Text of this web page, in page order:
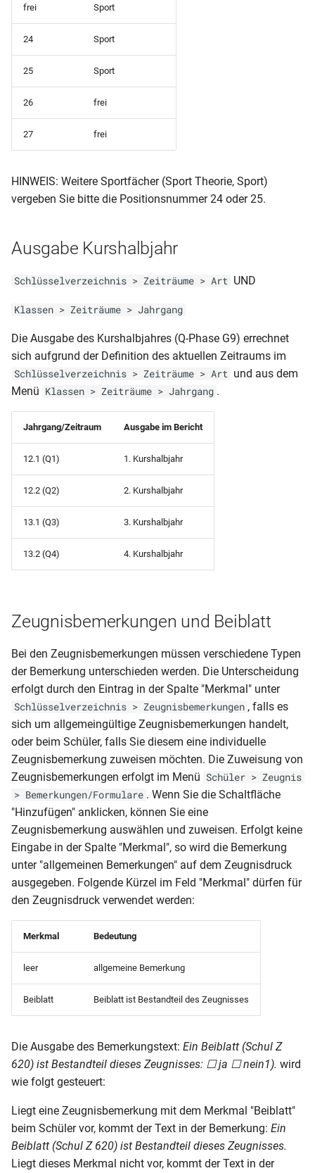
RLP-BS-AZ (alte Form ohne
Wahlpflicht)
RLP-BS-AZ (alte Form nf)
ohne Wahlpflicht)
Variante)
Form 1. Variante)
Wahlpflicht)
RLP-BS-AS (neue Form 2.
Variante)
RLP-BS-AS (neue Form 2.
RLP-BS-AS (neue Form 1.
Variante)
RLP-BS-AS (neue Form 1.
Variante ohne Wahlpflicht)
RLP-BS-AS (2. Ausdruck)
RLP-BS (Zwischenzeugnis
ohne Wahlpflicht Variante 2)
RLP-BS (Zwischenzeugnis
ohne Wahlpflicht Variante 1)
RLP-BS (Zwischenzeugnis
mit Wahlpflicht Variante 2)
RLP-BS (Zwischenzeugnis
mit Wahlpflicht Variante 1)
RLP-BGYM-ABI (2010)
RLP-BGJ-JZ
RLP-BGJ-HJZ
RLP-BGJ-HJZ (Variante 2)
Zusatzbemerkung)
RLP-BGJ-AZ (mit
Zusatzbemerkung)
RLP-BGJ-AS
RLP-BG-AS (Anlage D 48)
Schülerstammblatt WG12-13
2seitig (mit Zensuren blanko)
Schülerüberweisung
Unfallanzeige (in Word
ausfüllbar)
Unfallanzeige (mit
frei Sport
24 Sport
25 Sport
26 frei
27 frei
HINWEIS: Weitere Sportfächer (Sport Theorie, Sport)
vergeben Sie bitte die Positionsnummer 24 oder 25.
Ausgabe Kurshalbjahr
Schlüsselverzeichnis > Zeiträume > Art UND
Klassen > Zeiträume > Jahrgang
Die Ausgabe des Kurshalbjahres (Q-Phase G9) errechnet
sich aufgrund der Definition des aktuellen Zeitraums im
Schlüsselverzeichnis > Zeiträume > Art und aus dem
Menü Klassen > Zeiträume > Jahrgang .
Jahrgang/Zeitraum Ausgabe im Bericht
12.1 (Q1) 1. Kurshalbjahr
12.2 (Q2) 2. Kurshalbjahr
13.1 (Q3) 3. Kurshalbjahr
13.2 (Q4) 4. Kurshalbjahr
Zeugnisbemerkungen und Beiblatt
Bei den Zeugnisbemerkungen müssen verschiedene Typen
der Bemerkung unterschieden werden. Die Unterscheidung
erfolgt durch den Eintrag in der Spalte "Merkmal" unter
Schlüsselverzeichnis > Zeugnisbemerkungen , falls es
sich um allgemeingültige Zeugnisbemerkungen handelt,
oder beim Schüler, falls Sie diesem eine individuelle
Zeugnisbemerkung zuweisen möchten. Die Zuweisung von
Zeugnisbemerkungen erfolgt im Menü Schüler > Zeugnis
> Bemerkungen/Formulare . Wenn Sie die Schaltfläche
"Hinzufügen" anklicken, können Sie eine
Zeugnisbemerkung auswählen und zuweisen. Erfolgt keine
Eingabe in der Spalte "Merkmal", so wird die Bemerkung
unter "allgemeinen Bemerkungen" auf dem Zeugnisdruck
ausgegeben. Folgende Kürzel im Feld "Merkmal" dürfen für
den Zeugnisdruck verwendet werden:
Merkmal Bedeutung
leer allgemeine Bemerkung
Beiblatt Beiblatt ist Bestandteil des Zeugnisses
Die Ausgabe des Bemerkungstext: Ein Beiblatt (Schul Z
620) ist Bestandteil dieses Zeugnisses: ☐ ja ☐ nein1). wird
wie folgt gesteuert:
Liegt eine Zeugnisbemerkung mit dem Merkmal "Beiblatt"
beim Schüler vor, kommt der Text in der Bemerkung: Ein
Beiblatt (Schul Z 620) ist Bestandteil dieses Zeugnisses.
Liegt dieses Merkmal nicht vor, kommt der Text in der